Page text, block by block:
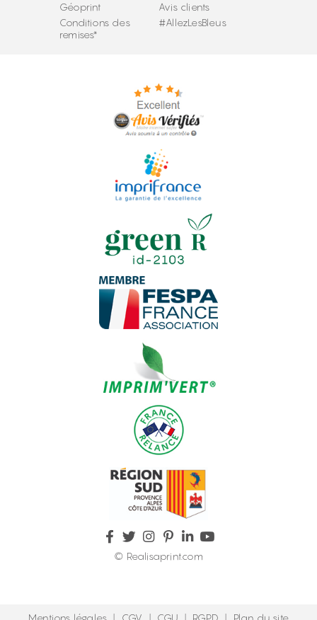
Géoprint
Conditions des
remises*
Avis clients
#AllezLesBleus
© Realisaprint.com
Mentions légales | CGV | CGU | RGPD | Plan du site